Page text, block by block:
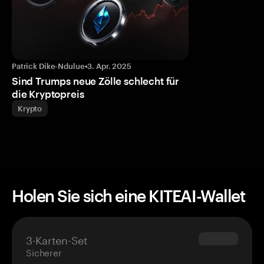
Patrick Dike-Ndulue•3. Apr. 2025
Sind Trumps neue Zölle schlecht für
die Kryptopreis
Krypto
Holen Sie sich eine KITEAI-Wallet
3-Karten-Set
Sicherer
$69.90